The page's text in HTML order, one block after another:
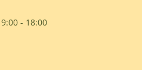
- 18:00